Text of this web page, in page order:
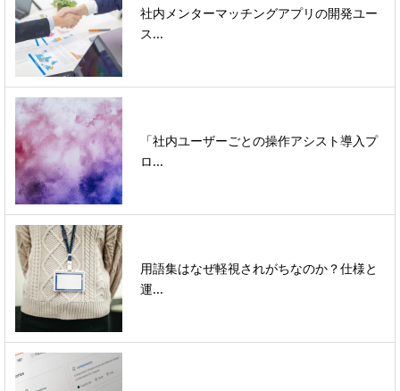
社内メンターマッチングアプリの開発ユー
ス...
「社内ユーザーごとの操作アシスト導入プ
ロ...
用語集はなぜ軽視されがちなのか？仕様と
運...